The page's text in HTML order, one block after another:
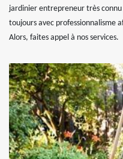
jardinier entrepreneur très connu
toujours avec professionnalisme
Alors, faites appel à nos services.